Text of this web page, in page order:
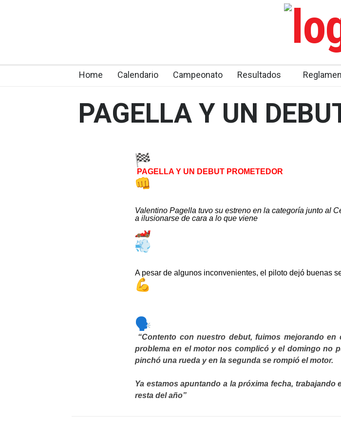
Home Calendario Campeonato Resultados
PAGELLA Y UN
PAGELLA Y UN DEBUT PROMETEDOR
Valentino Pagella tuvo su estreno en la categoría junto al
a ilusionarse de cara a lo que viene
A pesar de algunos inconvenientes, el piloto dejó buenas
“Contento con nuestro debut, fuimos mejorando
problema en el motor nos complicó y el domingo no
pinchó una rueda y en la segunda se rompió el motor.
Ya estamos apuntando a la próxima fecha,
resta del año”